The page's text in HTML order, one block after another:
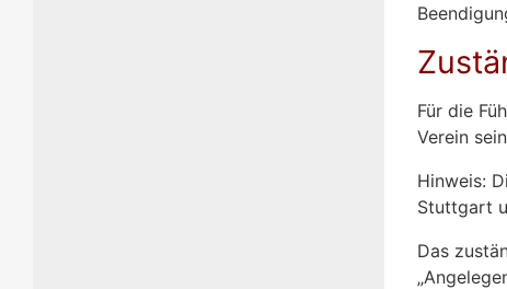
Für die
Verein
Hinweis:
Stuttgart
Das